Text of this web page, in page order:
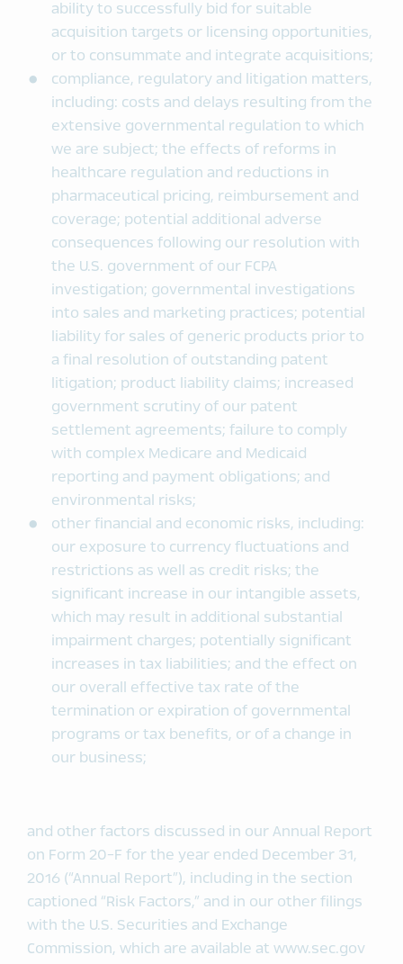
ability to successfully bid for suitable
acquisition targets or licensing opportunities,
or to consummate and integrate acquisitions;
compliance, regulatory and litigation matters,
including: costs and delays resulting from the
extensive governmental regulation to which
we are subject; the effects of reforms in
healthcare regulation and reductions in
pharmaceutical pricing, reimbursement and
coverage; potential additional adverse
consequences following our resolution with
the U.S. government of our FCPA
investigation; governmental investigations
into sales and marketing practices; potential
liability for sales of generic products prior to
a final resolution of outstanding patent
litigation; product liability claims; increased
government scrutiny of our patent
settlement agreements; failure to comply
with complex Medicare and Medicaid
reporting and payment obligations; and
environmental risks;
other financial and economic risks, including:
our exposure to currency fluctuations and
restrictions as well as credit risks; the
significant increase in our intangible assets,
which may result in additional substantial
impairment charges; potentially significant
increases in tax liabilities; and the effect on
our overall effective tax rate of the
termination or expiration of governmental
programs or tax benefits, or of a change in
our business;
and other factors discussed in our Annual Report
on Form 20-F for the year ended December 31,
2016 (“Annual Report”), including in the section
captioned “Risk Factors,” and in our other filings
with the U.S. Securities and Exchange
Commission, which are available at www.sec.gov